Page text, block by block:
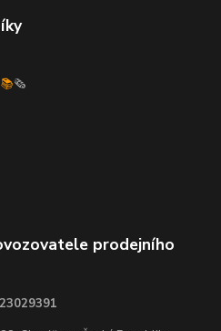
🗞️
prodejního